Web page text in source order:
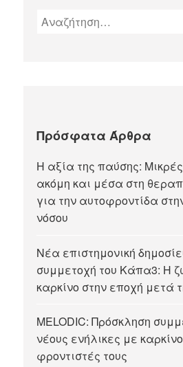
Πρόσφατα Άρθρα
Η αξία της παύσης:
ακόμη και μέσα στη
για την αυτοφροντίδα
νόσου
Νέα επιστημονική
συμμετοχή του Κάπα3: Η
καρκίνο στην εποχή μετά
MELODIC: Πρόσκληση
νέους ενήλικες με
φροντιστές τους